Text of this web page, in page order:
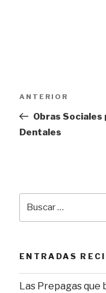
Navegación
de
entradas
Entrada
anterior
ANTERIOR
Obras
Dentales
ENTRADAS
Las Prepagas